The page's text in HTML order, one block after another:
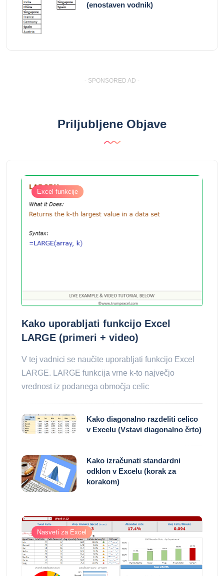
(enostaven vodnik)
- SPONSORED AD -
Priljubljene Objave
Excel funkcije
Kako uporabljati funkcijo Excel
LARGE (primeri + video)
V tej vadnici se naučite uporabljati funkcijo Excel
LARGE. LARGE funkcija vrne k-to največjo
vrednost iz podanega območja celic
Kako diagonalno razdeliti celico
v Excelu (Vstavi diagonalno črto)
Kako izračunati standardni
odklon v Excelu (korak za
korakom)
Nasveti za Excel